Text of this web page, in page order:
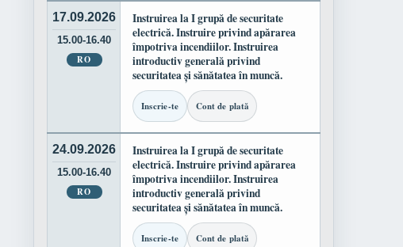
17.09.2026
15.00-16.40
RO
Instruirea la I grupă de securitate
electrică. Instruire privind apărarea
împotriva incendiilor. Instruirea
introductiv generală privind
securitatea și sănătatea în muncă.
Inscrie-te Cont de plată
24.09.2026
15.00-16.40
RO
Instruirea la I grupă de securitate
electrică. Instruire privind apărarea
împotriva incendiilor. Instruirea
introductiv generală privind
securitatea și sănătatea în muncă.
Inscrie-te Cont de plată